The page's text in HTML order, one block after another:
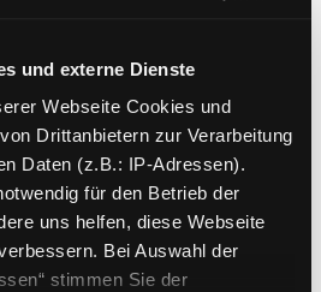
und externe Dienste
Webseite Cookies und
Drittanbietern zur Verarbeitung
Daten (z.B.: IP-Adressen).
für den Betrieb der
uns helfen, diese Webseite
Bei Auswahl der
stimmen Sie der
Potsdam, filmwerte GmbH
Filmfriend
sagt...
Mönter, Burckhard;
KarstenSuche nach diesem